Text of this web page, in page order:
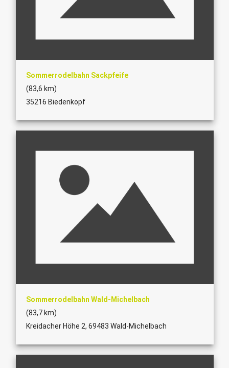
Sommerrodelbahn Sackpfeife
(83,6 km)
35216 Biedenkopf
Sommerrodelbahn Wald-Michelbach
(83,7 km)
Kreidacher Höhe 2, 69483 Wald-Michelbach